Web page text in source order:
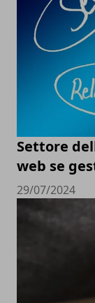
Settore
web se
29/07/2024